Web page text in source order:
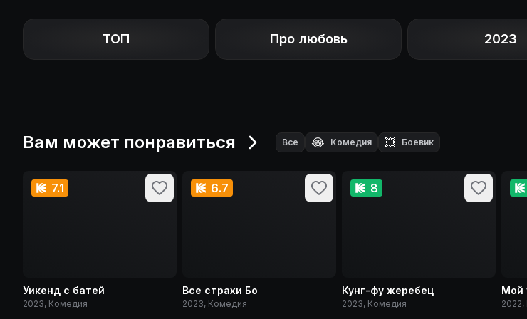
ТОП Про любовь 2023
Вам может понравиться Все 😂 Комедия 💥 Боевик
7.1
Уикенд с батей
2023, Комедия
6.7
Все страхи Бо
2023, Комедия
8
Кунг-фу жеребец
2023, Комедия
Мой